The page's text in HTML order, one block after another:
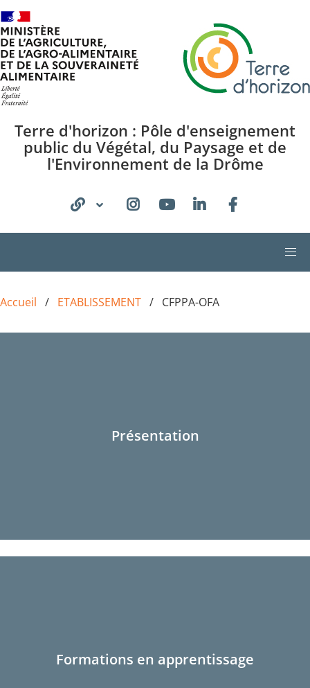
Aller au contenu principal
Terre d'horizon : Pôle d'enseignement
public du Végétal, du Paysage et de
l'Environnement de la Drôme
Accueil ETABLISSEMENT CFPPA-OFA
Présentation
Formations en apprentissage